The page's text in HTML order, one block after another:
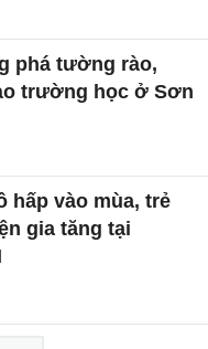
phá tường rào,
trường học ở Sơn
hấp vào mùa, trẻ
gia tăng tại